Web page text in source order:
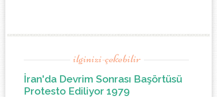
ilginizi-çekebilir
İran'da Devrim Sonrası Başörtüsü
Protesto Ediliyor 1979